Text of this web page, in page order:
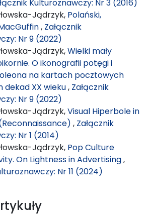
Kulturoznawczy: Nr 3 (2016)
Jądrzyk, Polański,
, Załącznik
Nr 9 (2022)
Jądrzyk,Wielki mały
O ikonografii potęgi i
na kartach pocztowych
dekad XX wieku, Załącznik
Nr 9 (2022)
Jądrzyk,Visual Hiperbole in
, Załącznik
Nr 1 (2014)
Jądrzyk, Pop Culture
On Lightness in Advertising,
Nr 11 (2024)